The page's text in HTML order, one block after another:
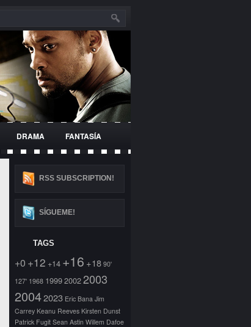
DRAMA FANTASÍA
RSS SUBSCRIPTION!
SÍGUEME!
TAGS
+0 +12 +14 +16 +18 90'
127' 1968 199920022003
20042023 Eric Bana Jim
Carrey Keanu Reeves Kirsten Dunst
Patrick Fugit Sean Astin Willem Dafoe